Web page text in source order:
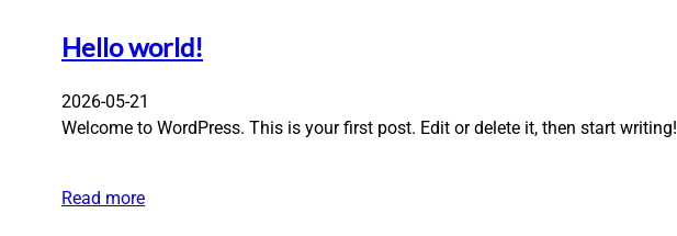
Hello world!
2026-05-21
Welcome to WordPress. This is your first post. Edit or delete it, then start writing!
Read more